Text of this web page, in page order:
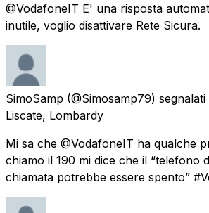
@VodafoneIT E' una risposta
inutile, voglio disattivare Rete Sicura.
SimoSamp (@Simosamp79) segnalati
Liscate, Lombardy
Mi sa che @VodafoneIT ha qualche
chiamo il 190 mi dice che il “telefono
chiamata potrebbe essere spento”